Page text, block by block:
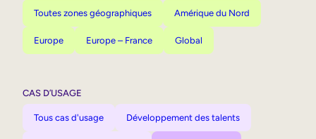
Toutes zones géographiques Amérique du Nord
Europe Europe – France Global
CAS D’USAGE
Tous cas d'usage Développement des talents